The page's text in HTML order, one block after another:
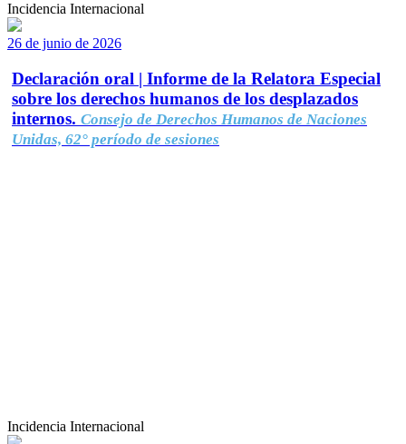
Incidencia Internacional
26 de junio de 2026
Declaración oral | Informe de la Relatora Especial
sobre los derechos humanos de los desplazados
internos. Consejo de Derechos Humanos de Naciones
Unidas, 62° período de sesiones
Incidencia Internacional